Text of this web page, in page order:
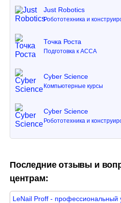
Just Robotics
Робототехника и
Точка Роста
Подготовка к ACCA
Cyber Science
Компьютерные курсы
Cyber Science
Робототехника и
Последние отзывы и
центрам:
LeNail Proff - профессиональный